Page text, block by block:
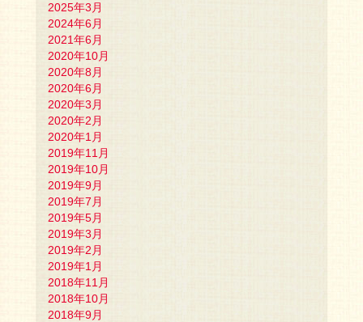
2025年3月
2024年6月
2021年6月
2020年10月
2020年8月
2020年6月
2020年3月
2020年2月
2020年1月
2019年11月
2019年10月
2019年9月
2019年7月
2019年5月
2019年3月
2019年2月
2019年1月
2018年11月
2018年10月
2018年9月